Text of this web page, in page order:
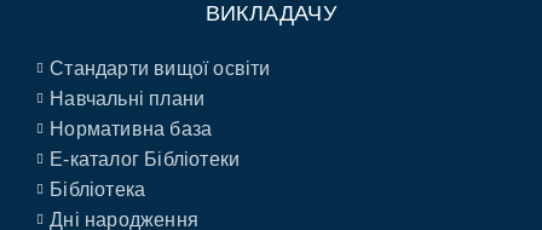
ВИКЛАДАЧУ
Стандарти вищої освіти
Навчальні плани
Нормативна база
E-каталог Бібліотеки
Бібліотека
Дні народження